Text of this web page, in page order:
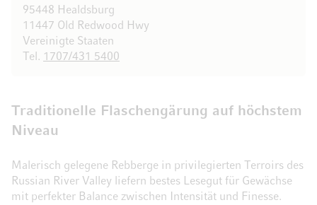
95448 Healdsburg
11447 Old Redwood Hwy
Vereinigte Staaten
Tel. 1707/431 5400
Traditionelle Flaschengärung auf höchstem
Niveau
Malerisch gelegene Rebberge in privilegierten Terroirs des
Russian River Valley liefern bestes Lesegut für Gewächse
mit perfekter Balance zwischen Intensität und Finesse.